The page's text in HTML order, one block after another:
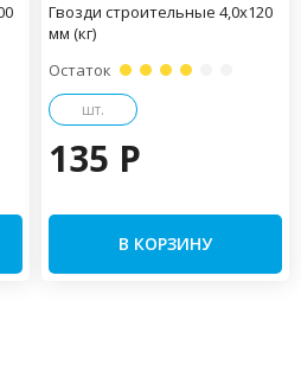
Гвозди строительные 4,0х120
мм (кг)
Остаток
шт.
135 P
В КОРЗИНУ